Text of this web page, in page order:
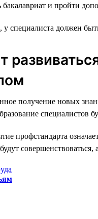
бакалавриат и пройти
специалиста должен
получение новых
специалистов
профстандарта